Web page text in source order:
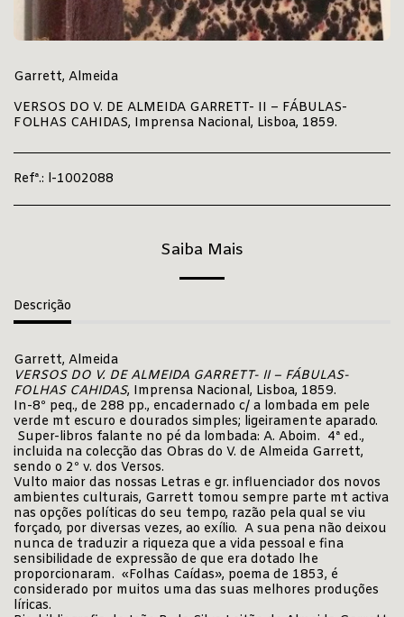
Garrett, Almeida
VERSOS DO V. DE ALMEIDA GARRETT- II – FÁBULAS-
FOLHAS CAHIDAS, Imprensa Nacional, Lisboa, 1859.
Refª.: l-1002088
Saiba Mais
Descrição
Garrett, Almeida
VERSOS DO V. DE ALMEIDA GARRETT- II – FÁBULAS-
FOLHAS CAHIDAS, Imprensa Nacional, Lisboa, 1859.
In-8º peq., de 288 pp., encadernado c/ a lombada em pele
verde mt escuro e dourados simples; ligeiramente aparado.
Super-libros falante no pé da lombada: A. Aboim. 4ª ed.,
incluida na colecção das Obras do V. de Almeida Garrett,
sendo o 2º v. dos Versos.
Vulto maior das nossas Letras e gr. influenciador dos novos
ambientes culturais, Garrett tomou sempre parte mt activa
nas opções políticas do seu tempo, razão pela qual se viu
forçado, por diversas vezes, ao exílio. A sua pena não deixou
nunca de traduzir a riqueza que a vida pessoal e fina
sensibilidade de expressão de que era dotado lhe
proporcionaram. «Folhas Caídas», poema de 1853, é
considerado por muitos uma das suas melhores produções
líricas.